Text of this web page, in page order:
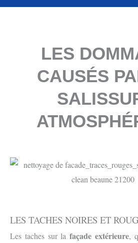
LES
CAUSÉS
LES TACHES NOIRES ET
Les taches sur lafaçade extérieure,